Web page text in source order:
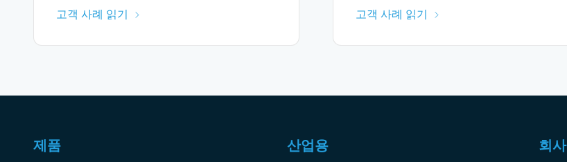
고객 사례 읽기 고객 사례 읽기
제품 산업용 회사